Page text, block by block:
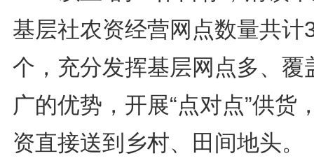
基层社农资经营网点数量共计
个，充分发挥基层网点多、覆
广的优势，开展“点对点”供货
资直接送到乡村、田间地头。